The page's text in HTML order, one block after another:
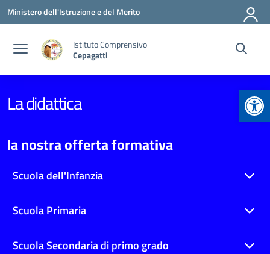
Vai ai contenuti
Vai al menu di navigazione
Vai al footer
Ministero dell'Istruzione e del Merito
Istituto Comprensivo
Cepagatti
La didattica
la nostra offerta formativa
Scuola dell'Infanzia
Scuola Primaria
Scuola Secondaria di primo grado